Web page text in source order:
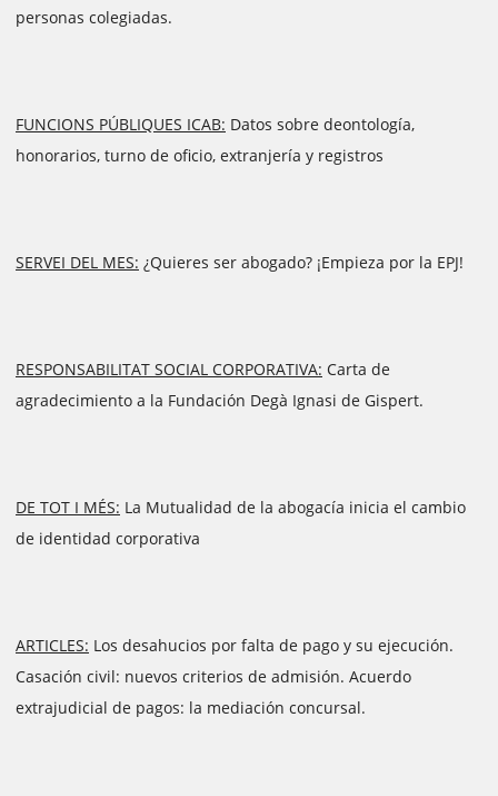
personas colegiadas.
FUNCIONS PÚBLIQUES ICAB: Datos sobre deontología,
honorarios, turno de oficio, extranjería y registros
SERVEI DEL MES: ¿Quieres ser abogado? ¡Empieza por la EPJ!
RESPONSABILITAT SOCIAL CORPORATIVA: Carta de
agradecimiento a la Fundación Degà Ignasi de Gispert.
DE TOT I MÉS: La Mutualidad de la abogacía inicia el cambio
de identidad corporativa
ARTICLES: Los desahucios por falta de pago y su ejecución.
Casación civil: nuevos criterios de admisión. Acuerdo
extrajudicial de pagos: la mediación concursal.